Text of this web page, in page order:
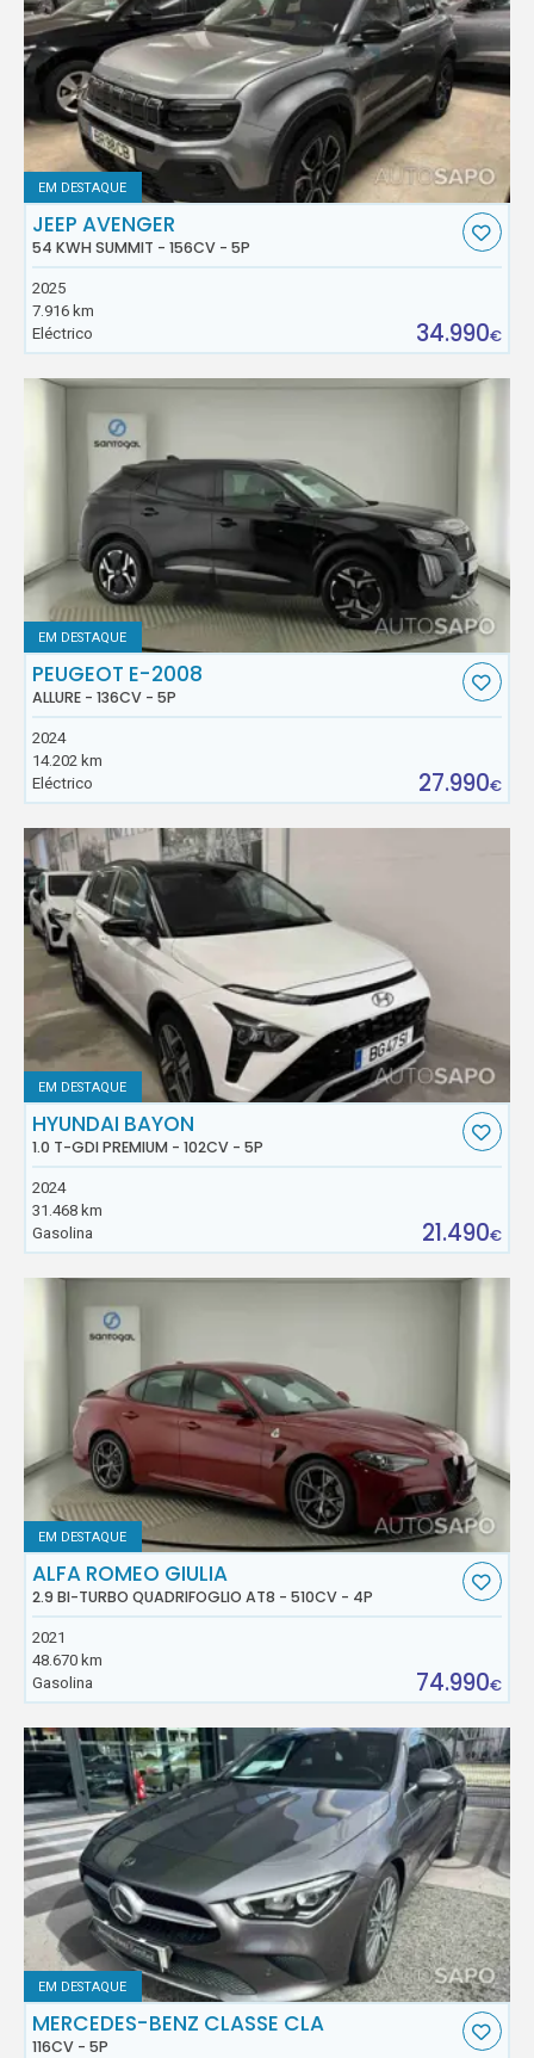
EM DESTAQUE
JEEP AVENGER
54 KWH SUMMIT - 156CV - 5P
2025
7.916 km
Eléctrico
34.990€
EM DESTAQUE
PEUGEOT E-2008
ALLURE - 136CV - 5P
2024
14.202 km
Eléctrico
27.990€
EM DESTAQUE
HYUNDAI BAYON
1.0 T-GDI PREMIUM - 102CV - 5P
2024
31.468 km
Gasolina
21.490€
EM DESTAQUE
ALFA ROMEO GIULIA
2.9 BI-TURBO QUADRIFOGLIO AT8 - 510CV - 4P
2021
48.670 km
Gasolina
74.990€
EM DESTAQUE
MERCEDES-BENZ CLASSE CLA
116CV - 5P